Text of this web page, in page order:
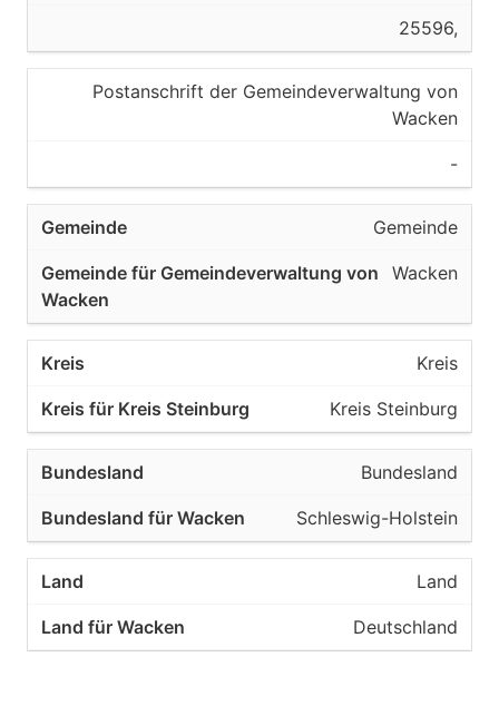
25596,
Postanschrift der Gemeindeverwaltung von
Wacken
-
Gemeinde
Wacken
Kreis
Kreis Steinburg
Bundesland
Schleswig-Holstein
Land
Deutschland